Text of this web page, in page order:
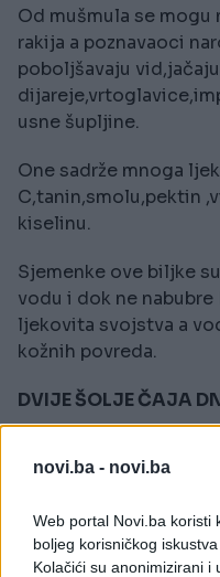
novi.ba - novi.ba
Web portal Novi.ba koristi
boljeg korisničkog
Kolačići su anonimizirani i
Od mušmula se
rakija a poznavaoci
poboljšavaju
usne šupljine.
One sadrže mnoga
C,tanin,smolu,pektin
kiselinu.
Sjemenke ove biljke
vodu i dok ne
ljekovita svojstva a
kožnih povreda.
DVIJE ŠOLJE ČAJA
decilitre vode.
procjedite. U toku
ispirati nekoliko puta